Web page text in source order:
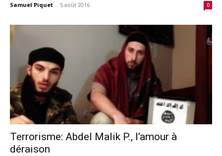
Samuel Piquet - 5 août 2016 0
Terrorisme: Abdel Malik P., l’amour à
déraison